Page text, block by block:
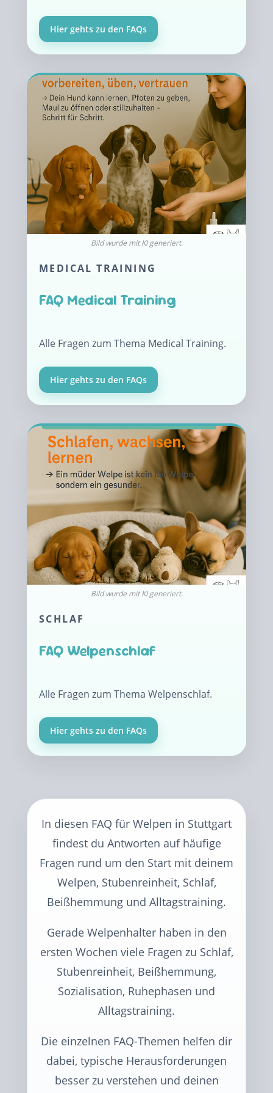
Hier gehts zu den FAQs
MEDICAL TRAINING
FAQ Medical Training
Alle Fragen zum Thema Medical Training.
Hier gehts zu den FAQs
SCHLAF
FAQ Welpenschlaf
Alle Fragen zum Thema Welpenschlaf.
Hier gehts zu den FAQs
In diesen FAQ für Welpen in Stuttgart
findest du Antworten auf häufige
Fragen rund um den Start mit deinem
Welpen, Stubenreinheit, Schlaf,
Beißhemmung und Alltagstraining.
Gerade Welpenhalter haben in den
ersten Wochen viele Fragen zu Schlaf,
Stubenreinheit, Beißhemmung,
Sozialisation, Ruhephasen und
Alltagstraining.
Die einzelnen FAQ-Themen helfen dir
dabei, typische Herausforderungen
besser zu verstehen und deinen